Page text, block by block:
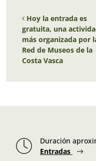
Navegación
Hoy la entrada es
gratuita, una
más organizada por
Red de Museos de la
Costa Vasca
Duración
Entradas